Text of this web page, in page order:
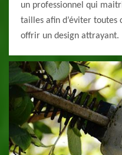
un professionnel qui
tailles afin d’éviter toutes
offrir un design attrayant.